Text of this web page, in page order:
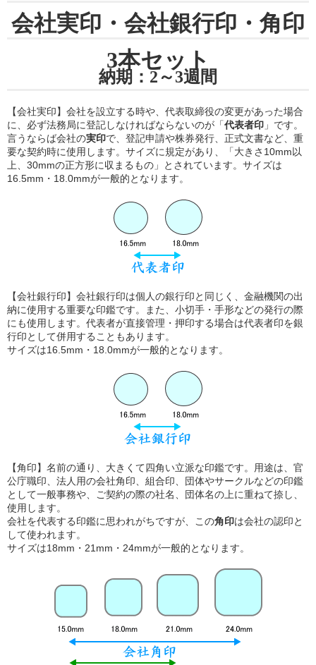
会社実印・会社銀行印・角印
3本セット
納期：2～3週間
【会社実印】会社を設立する時や、代表取締役の変更があった場合
に、必ず法務局に登記しなければならないのが「代表者印 」です。
言うならば会社の実印で、登記申請や株券発行、正式文書など、重
要な契約時に使用します。サイズに規定があり、「大きさ10mm以
上、30mmの正方形に収まるもの」とされています。サイズは
16.5mm・18.0mmが一般的となります。
【会社銀行印】会社銀行印は個人の銀行印と同じく、金融機関の出
納に使用する重要な印鑑です。また、小切手・手形などの発行の際
にも使用します。代表者が直接管理・押印する場合は代表者印を銀
行印として併用することもあります。
サイズは16.5mm・18.0mmが一般的となります。
【角印】名前の通り、大きくて四角い立派な印鑑です。用途は、官
公庁職印、法人用の会社角印、組合印、団体やサークルなどの印鑑
として一般事務や、ご契約の際の社名、団体名の上に重ねて捺し、
使用します。
会社を代表する印鑑に思われがちですが、この角印は会社の認印と
して使われます。
サイズは18mm・21mm・24mmが一般的となります。